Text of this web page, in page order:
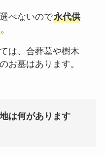
べないので永代供
。
は、合葬墓や樹木
お墓はあります。
は何があります